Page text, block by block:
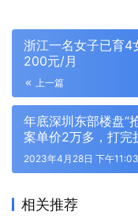
浙江一名女子已育4
200元/月
上一篇
年底深圳东部楼盘“
案单价2万多，打完
2023年4月28日 下午11:03
相关推荐